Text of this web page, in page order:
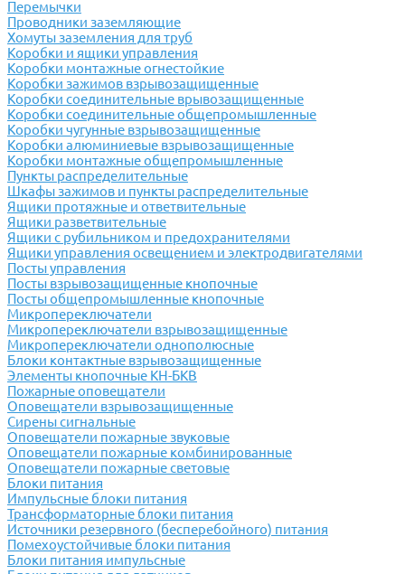
Перемычки
Проводники заземляющие
Хомуты заземления для труб
Коробки и ящики управления
Коробки монтажные огнестойкие
Коробки зажимов взрывозащищенные
Коробки соединительные врывозащищенные
Коробки соединительные общепромышленные
Коробки чугунные взрывозащищенные
Коробки алюминиевые взрывозащищенные
Коробки монтажные общепромышленные
Пункты распределительные
Шкафы зажимов и пункты распределительные
Ящики протяжные и ответвительные
Ящики разветвительные
Ящики с рубильником и предохранителями
Ящики управления освещением и электродвигателями
Посты управления
Посты взрывозащищенные кнопочные
Посты общепромышленные кнопочные
Микропереключатели
Микропереключатели взрывозащищенные
Микропереключатели однополюсные
Блоки контактные взрывозащищенные
Элементы кнопочные КН-БКВ
Пожарные оповещатели
Оповещатели взрывозащищенные
Сирены сигнальные
Оповещатели пожарные звуковые
Оповещатели пожарные комбинированные
Оповещатели пожарные световые
Блоки питания
Импульсные блоки питания
Трансформаторные блоки питания
Источники резервного (бесперебойного) питания
Помехоустойчивые блоки питания
Блоки питания импульсные